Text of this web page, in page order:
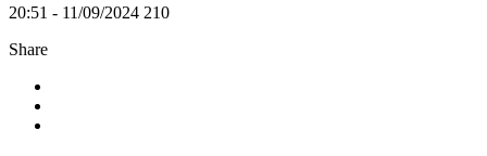
20:51 - 11/09/2024 210
Share